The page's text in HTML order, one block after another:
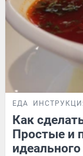
ЕДА
Как
Простые и
идеального